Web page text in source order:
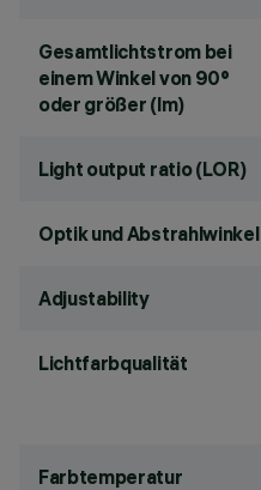
Gesamtlichtstrom bei
einem Winkel von 90°
oder größer (lm)
Light output ratio (LOR)
Optik und Abstrahlwinkel
Adjustability
Lichtfarbqualität
Farbtemperatur